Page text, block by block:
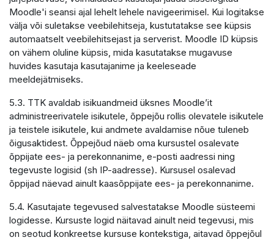
Moodle'i seansi ajal lehelt lehele navigeerimisel. Kui logitakse
välja või suletakse veebilehitseja, kustutatakse see küpsis
automaatselt veebilehitsejast ja serverist. Moodle ID küpsis
on vähem oluline küpsis, mida kasutatakse mugavuse
huvides kasutaja kasutajanime ja keeleseade
meeldejätmiseks.
5.3. TTK avaldab isikuandmeid üksnes Moodle’it
administreerivatele isikutele, õppejõu rollis olevatele isikutele
ja teistele isikutele, kui andmete avaldamise nõue tuleneb
õigusaktidest. Õppejõud näeb oma kursustel osalevate
õppijate ees- ja perekonnanime, e-posti aadressi ning
tegevuste logisid (sh IP-aadresse). Kursusel osalevad
õppijad näevad ainult kaasõppijate ees- ja perekonnanime.
5.4. Kasutajate tegevused salvestatakse Moodle süsteemi
logidesse. Kursuste logid näitavad ainult neid tegevusi, mis
on seotud konkreetse kursuse kontekstiga, aitavad õppejõul